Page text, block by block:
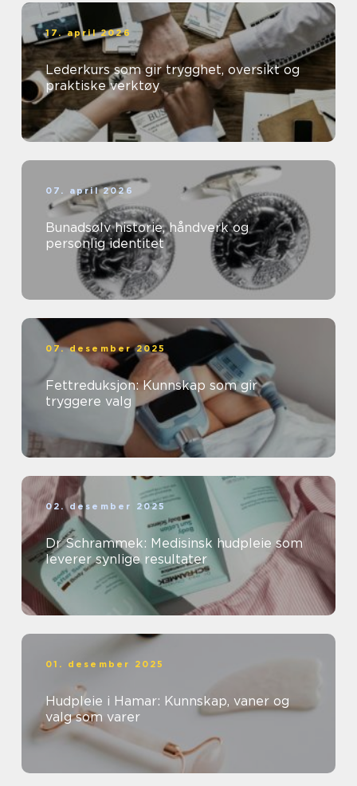
17. april 2026
Lederkurs som gir trygghet, oversikt og
praktiske verktøy
07. april 2026
Bunadsølv historie, håndverk og
personlig identitet
07. desember 2025
Fettreduksjon: Kunnskap som gir
tryggere valg
02. desember 2025
Dr Schrammek: Medisinsk hudpleie som
leverer synlige resultater
01. desember 2025
Hudpleie i Hamar: Kunnskap, vaner og
valg som varer